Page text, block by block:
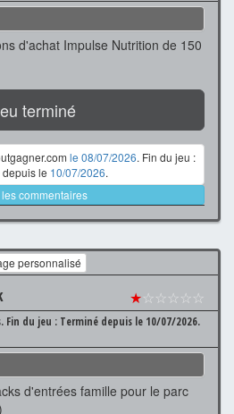
d'achat Impulse Nutrition de 150
terminé
le 08/07/2026. Fin du jeu :
depuis le 10/07/2026.
commentaires
personnalisé
★☆☆☆☆☆
Fin du jeu : Terminé depuis le 10/07/2026.
d'entrées famille pour le parc